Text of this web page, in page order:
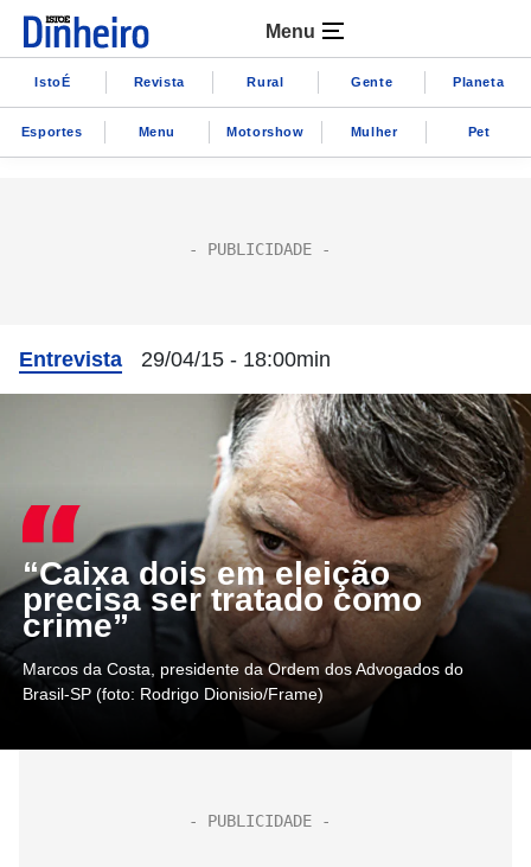
Menu
IstoÉ Revista Rural Gente Planeta
Esportes Menu Motorshow Mulher Pet
Entrevista 29/04/15 - 18:00min
“Caixa dois em eleição
precisa ser tratado como
crime”
Marcos da Costa, presidente da Ordem dos Advogados do
Brasil-SP (foto: Rodrigo Dionisio/Frame)